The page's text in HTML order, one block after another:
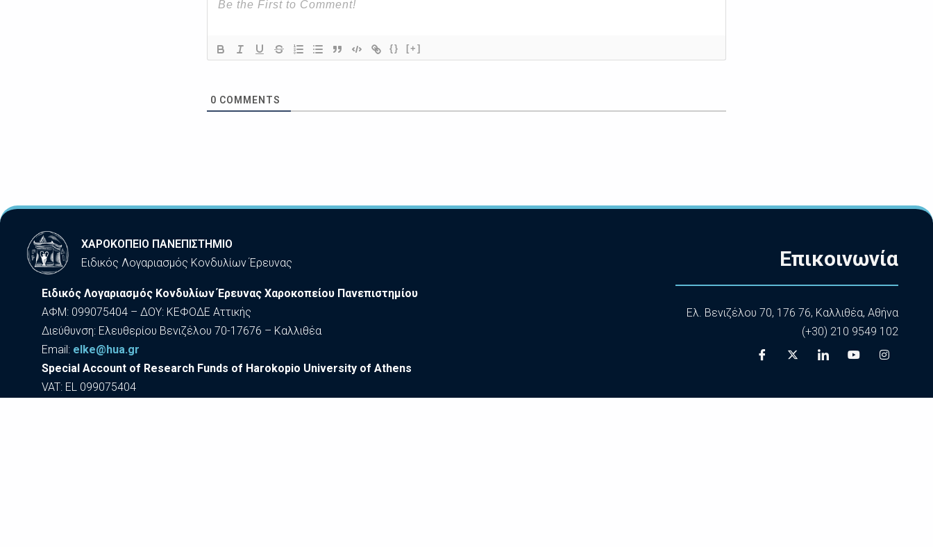
{} [+]
0 COMMENTS
ΧΑΡΟΚΟΠΕΙΟ ΠΑΝΕΠΙΣΤΗΜΙΟ
Ειδικός Λογαριασμός Κονδυλίων Έρευνας
Ειδικός Λογαριασμός Κονδυλίων Έρευνας Χαροκοπείου Πανεπιστημίου
ΑΦΜ: 099075404 – ΔΟΥ: ΚΕΦΟΔΕ Αττικής
Διεύθυνση: Ελευθερίου Βενιζέλου 70-17676 – Καλλιθέα
Εmail: elke@hua.gr
Special Account of Research Funds of Harokopio University of Athens
VAT: EL 099075404
Επικοινωνία
Ελ. Βενιζέλου 70, 176 76, Καλλιθέα, Αθήνα
(+30) 210 9549 102